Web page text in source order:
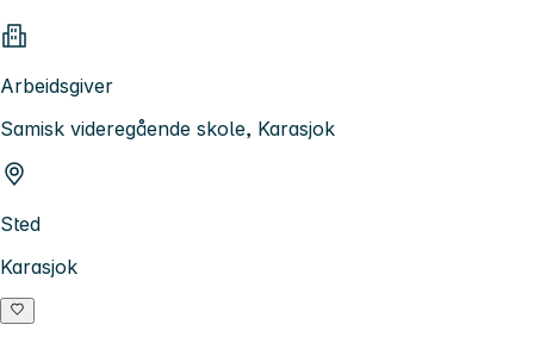
Arbeidsgiver
Samisk videregående skole, Karasjok
Sted
Karasjok